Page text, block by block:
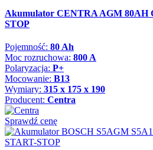
Akumulator CENTRA AGM 80AH
STOP
Pojemność: 80 Ah
Moc rozruchowa: 800 A
Polaryzacja: P+
Mocowanie: B13
Wymiary: 315 x 175 x 190
Producent: Centra
Sprawdź cenę